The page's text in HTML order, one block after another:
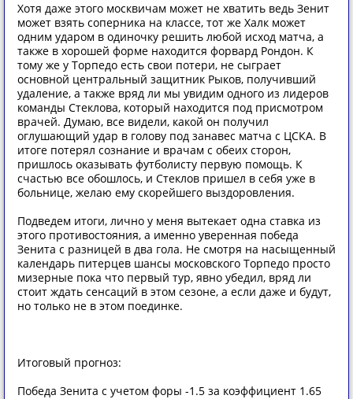
Хотя даже этого москвичам может не хватить ведь Зенит
может взять соперника на классе, тот же Халк может
одним ударом в одиночку решить любой исход матча, а
также в хорошей форме находится форвард Рондон. К
тому же у Торпедо есть свои потери, не сыграет
основной центральный защитник Рыков, получивший
удаление, а также вряд ли мы увидим одного из лидеров
команды Стеклова, который находится под присмотром
врачей. Думаю, все видели, какой он получил
оглушающий удар в голову под занавес матча с ЦСКА. В
итоге потерял сознание и врачам с обеих сторон,
пришлось оказывать футболисту первую помощь. К
счастью все обошлось, и Стеклов пришел в себя уже в
больнице, желаю ему скорейшего выздоровления.
Подведем итоги, лично у меня вытекает одна ставка из
этого противостояния, а именно уверенная победа
Зенита с разницей в два гола. Не смотря на насыщенный
календарь питерцев шансы московского Торпедо просто
мизерные пока что первый тур, явно убедил, вряд ли
стоит ждать сенсаций в этом сезоне, а если даже и будут,
но только не в этом поединке.
Итоговый прогноз:
Победа Зенита с учетом форы -1.5 за коэффициент 1.65